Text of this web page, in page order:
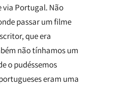
via Portugal. Não
passar um filme
que era
não tínhamos um
o pudéssemos
eram uma